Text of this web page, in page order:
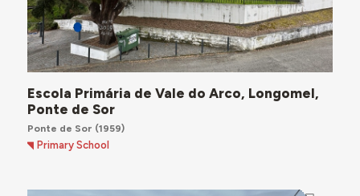
Escola Primária de Vale do Arco, Longomel,
Ponte de Sor
Ponte de Sor (1959)
Primary School